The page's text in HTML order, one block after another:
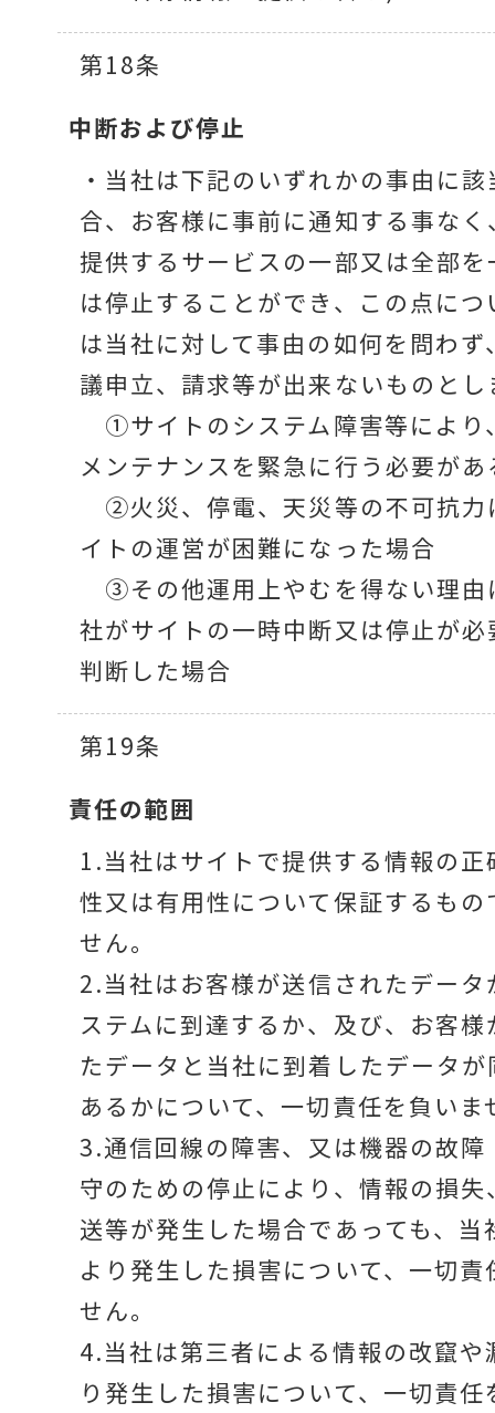
第18条
中断および停止
・当社は下記のいずれかの事由に
合、お客様に事前に通知する事な
提供するサービスの一部又は全部
は停止することができ、この点につ
は当社に対して事由の如何を問わ
議申立、請求等が出来ないものとし
①サイトのシステム障害等により
メンテナンスを緊急に行う必要が
②火災、停電、天災等の不可抗力
イトの運営が困難になった場合
③その他運用上やむを得ない理由
社がサイトの一時中断又は停止が
判断した場合
第19条
責任の範囲
1.当社はサイトで提供する情報の正
性又は有用性について保証するも
せん。
2.当社はお客様が送信されたデータ
ステムに到達するか、及び、お客
たデータと当社に到着したデータ
あるかについて、一切責任を負いま
3.通信回線の障害、又は機器の故障
守のための停止により、情報の損
送等が発生した場合であっても、当
より発生した損害について、一切
せん。
4.当社は第三者による情報の改竄や
り発生した損害について、一切責任